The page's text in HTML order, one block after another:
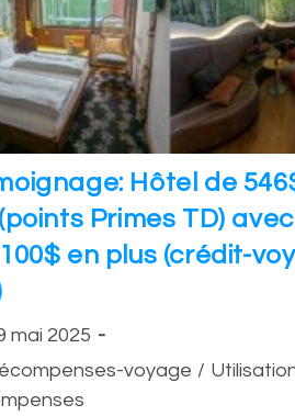
Hôtel de
Primes TD)
en plus (crédit-
mai 2025
voyage /